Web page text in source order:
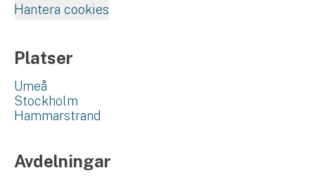
Hantera cookies
Platser
Umeå
Stockholm
Hammarstrand
Avdelningar